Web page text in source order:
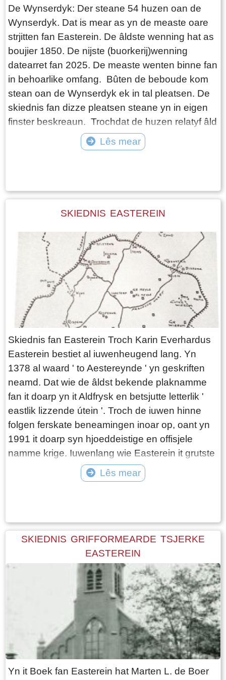
ôfrûne 25 jier binne der moaie stunten úthelle.
Net fan eltse stunt binne foto's fûn. Bygelyks net
fan de "te keap buordsjes yn de tunen" wermei't
it probleem oan de oarder kaam dat der net
genôch huzen foar jongerein wiene. De lêste
jierren is de parse ek goed helle. De feriening is
hieltyd ferjonge en bestiet no út: Christiaan
Rypma, Jan Simon Jelsma, Gerard van Asselt,
Martin Faber, Bauke Dijkstra, Ids de Boer,
Jehannes Huitema, Pier Faber, Marco Rijpkema
en Sjouke Schilstra. Hjirûnder in tal foto's fan de
De Wynserdyk: Der steane 54 huzen oan de
Wynserdyk. Dat is mear as yn de measte oare
strjitten fan Easterein. De âldste wenning hat as
boujier 1850. De nijste (buorkerij)wenning
datearret fan 2025. De measte wenten binne fan
in behoarlike omfang. Bûten de beboude kom
stean oan de Wynserdyk ek in tal pleatsen. De
skiednis fan dizze pleatsen steane yn in eigen
finster beskreaun. Trochdat de huzen relatyf âld
binne, hawwe der in soad bewenners west. En
ek de bestimming fan meardere gebouwen hat
postkantoar. Wy hawwe besocht safolle
As der oanfollingen binne dan hoopje ik dat jim
dat trochjouwe, oanpasse kin altyd.
Lês mear
SKIEDNIS EASTEREIN
Skiednis fan Easterein Troch Karin Everhardus
Easterein bestiet al iuwenheugend lang. Yn
1378 al waard ' to Aestereynde ' yn geskriften
neamd. Dat wie de âldst bekende plaknamme
fan it doarp yn it Aldfrysk en betsjutte letterlik '
eastlik lizzende útein '. Troch de iuwen hinne
folgen ferskate beneamingen inoar op, oant yn
1991 it doarp syn hjoeddeistige en offisjele
namme krige. Iuwenlang wie Easterein it grutste
en oansjenlikste doarp fan de gritenij dêr 't ta it
hearde, Hennaarderadeel. In gritenij wie yn it
iuw waard Easterein yn grutte en wichtichheid
oerfleugele troch it doarp Wommels.
Beskriuwing út 1788 In beskriuwing út 1788
joech in skildereftich doarpsbyld: In Oosterend,
een groot en aanzienlijk dorp, placht een spitse
toren te zijn die geheel van steen was. Dêrfan
hie de spits in hichte fan '60 fuotten (goed 18
meter ). Mar neidat yn it jier 1672 - op in ' bid '
dei - troch in hurde tongerslach de spits der
ôfslein waard, kaam der yn 1685 in houten spits
fan '30 fuotten ' (9 meter) heech. De tsjerke
Lês mear
SKIEDNIS GRIFFORMEARDE TSJERKE
EASTEREIN
Yn it Boek fan Easterein hat Marten L. de Boer